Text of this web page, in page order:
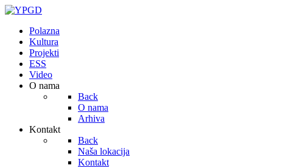
Polazna
Kultura
Projekti
ESS
Video
O nama
Back
O nama
Arhiva
Kontakt
Back
Naša lokacija
Kontakt